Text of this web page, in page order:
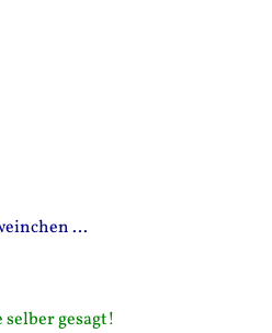
…
selber gesagt!